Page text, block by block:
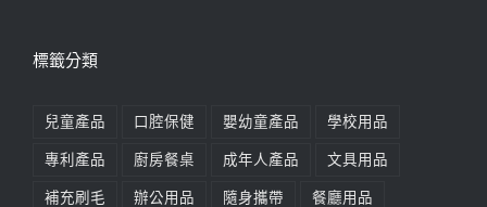
標籤分類
兒童產品 口腔保健 嬰幼童產品 學校用品
專利產品 廚房餐桌 成年人產品 文具用品
補充刷毛 辦公用品 隨身攜帶 餐廳用品